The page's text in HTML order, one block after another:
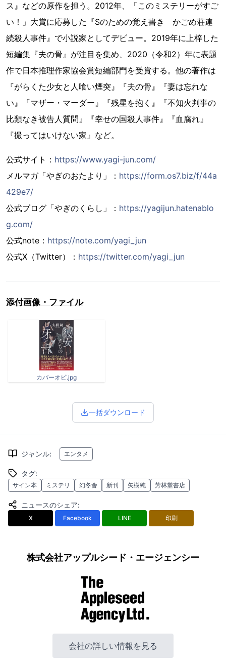
ス』などの原作を担う。2012年、「このミステリーがすご
い！」大賞に応募した『Sのための覚え書き かごめ荘連
続殺人事件』で小説家としてデビュー。2019年に上梓した
短編集『夫の骨』が注目を集め、2020（令和2）年に表題
作で日本推理作家協会賞短編部門を受賞する。他の著作は
『がらくた少女と人喰い煙突』『夫の骨』『妻は忘れな
い』『マザー・マーダー』『残星を抱く』『不知火判事の
比類なき被告人質問』『幸せの国殺人事件』『血腐れ』
『撮ってはいけない家』など。
公式サイト： https://www.yagi-jun.com/
メルマガ「やぎのおたより」： https://form.os7.biz/f/44a
429e7/
公式ブログ「やぎのくらし」： https://yagijun.hatenablo
g.com/
公式note： https://note.com/yagi_jun
公式X（Twitter）： https://twitter.com/yagi_jun
添付画像・ファイル
カバーオビ.jpg
一括ダウンロード
ジャンル: エンタメ
タグ:
サイン本 ミステリ 幻冬舎 新刊 矢樹純 芳林堂書店
ニュースのシェア:
X Facebook LINE 印刷
株式会社アップルシード・エージェンシー
会社の詳しい情報を見る